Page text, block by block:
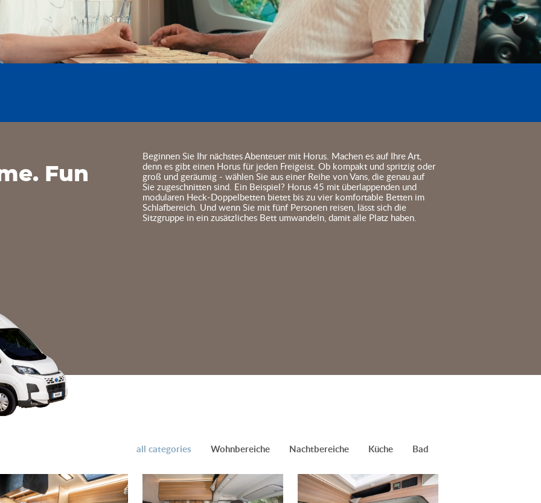
Fun
Beginnen Sie Ihr nächstes Abenteuer mit Horus. Machen es auf Ihre Art,
denn es gibt einen Horus für jeden Freigeist. Ob kompakt und spritzig oder
groß und geräumig - wählen Sie aus einer Reihe von Vans, die genau auf
Sie zugeschnitten sind. Ein Beispiel? Horus 45 mit überlappenden und
modularen Heck-Doppelbetten bietet bis zu vier komfortable Betten im
Schlafbereich. Und wenn Sie mit fünf Personen reisen, lässt sich die
Sitzgruppe in ein zusätzliches Bett umwandeln, damit alle Platz haben.
all categories Wohnbereiche Nachtbereiche Küche Bad